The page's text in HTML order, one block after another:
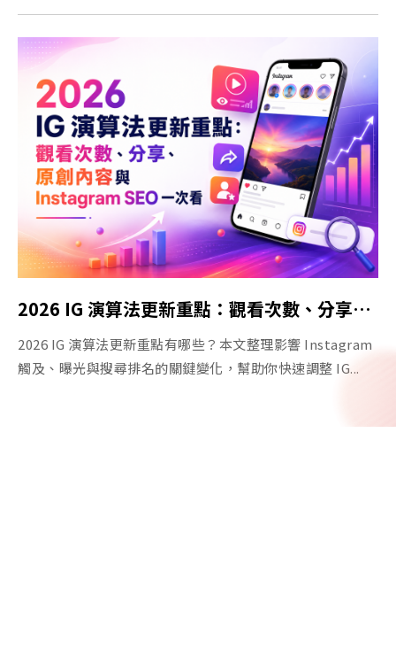
2026 IG 演算法更新重點：觀看次數、分享、原創內容與 Instagram SEO 一次看
2026 IG 演算法更新重點有哪些？本文整理影響 Instagram
觸及、曝光與搜尋排名的關鍵變化，幫助你快速調整 IG...